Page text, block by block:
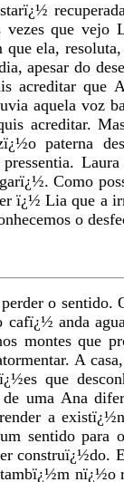
vezes que vejo
ela,
apesar do
acreditar que
aquela voz
acreditar.
paterna
Como
ï¿½ Lia que a
o
o sentido.
cafï¿½ anda
montes que
A
que
uma Ana
a
sentido para
construï¿½do.
nï¿½o